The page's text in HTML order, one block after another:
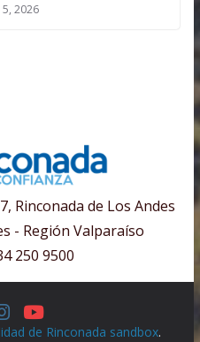
2026
Rinconada de Los Andes
- Región Valparaíso
250 9500
de Rinconada sandbox.